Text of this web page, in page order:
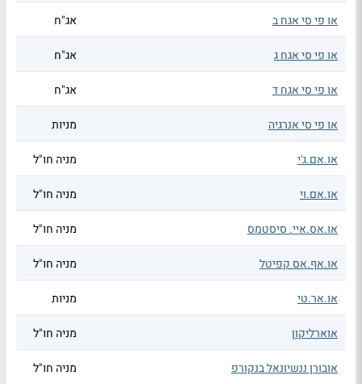
או פי סי אגח ב אג"ח
או פי סי אגח ג אג"ח
או פי סי אגח ד אג"ח
או פי סי אנרגיה מניות
או.אם.ג'י מניה חו"ל
או.אם.וי מניה חו"ל
או.אס.איי. סיסטמס מניה חו"ל
או.אף.אס קפיטל מניה חו"ל
או.אר.טי מניות
אוארליקון מניה חו"ל
אובורן ננשיונאל בנקורפ מניה חו"ל